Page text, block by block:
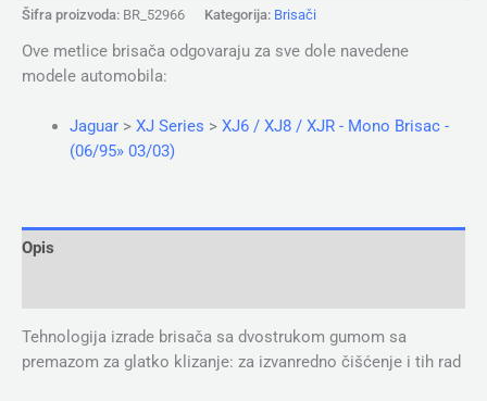
Šifra proizvoda: BR_52966 Kategorija: Brisači
Ove metlice brisača odgovaraju za sve dole navedene
modele automobila:
Jaguar> XJ Series > XJ6 / XJ8 / XJR - Mono Brisac -
(06/95» 03/03)
Opis
Tehnologija izrade brisača sa dvostrukom gumom sa
premazom za glatko klizanje: za izvanredno čišćenje i tih rad